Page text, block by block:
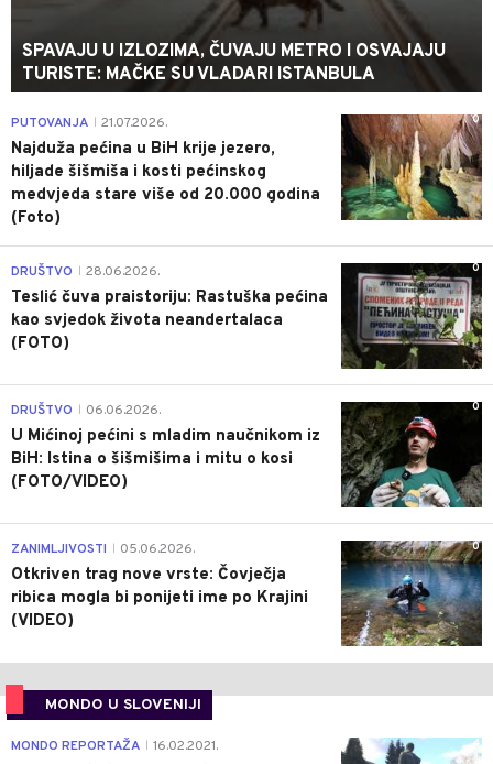
SPAVAJU U IZLOZIMA, ČUVAJU METRO I OSVAJAJU
TURISTE: MAČKE SU VLADARI ISTANBULA
0
PUTOVANJA 21.07.2026.
Najduža pećina u BiH krije jezero,
hiljade šišmiša i kosti pećinskog
medvjeda stare više od 20.000 godina
(Foto)
0
DRUŠTVO 28.06.2026.
Teslić čuva praistoriju: Rastuška pećina
kao svjedok života neandertalaca
(FOTO)
0
DRUŠTVO 06.06.2026.
U Mićinoj pećini s mladim naučnikom iz
BiH: Istina o šišmišima i mitu o kosi
(FOTO/VIDEO)
0
ZANIMLJIVOSTI 05.06.2026.
Otkriven trag nove vrste: Čovječja
ribica mogla bi ponijeti ime po Krajini
(VIDEO)
MONDO U SLOVENIJI
4
MONDO REPORTAŽA 16.02.2021.